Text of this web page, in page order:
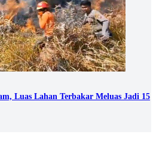
Luas Lahan Terbakar Meluas Jadi 15